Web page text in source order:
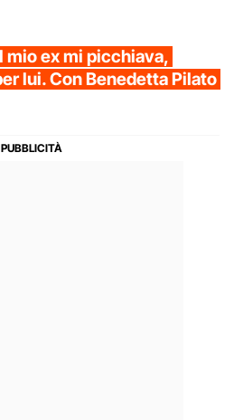
mio ex mi picchiava,
lui. Con Benedetta Pilato